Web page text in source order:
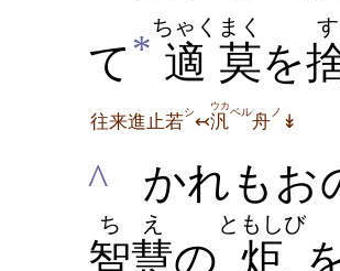
て* 適
ちゃく
莫
まく
を
す
往来進止若シ↢汎
ウカベル舟 ノ ↡
^ かれもお
智慧
ちえ
の 炬
ともしび